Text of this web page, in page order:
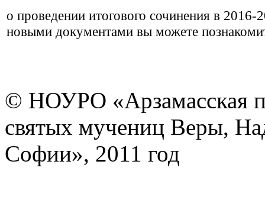
о проведении итогового сочинения в 2016-
новыми документами вы можете
© НОУРО «Арзамасская
святых мучениц Веры,
Софии», 2011 год